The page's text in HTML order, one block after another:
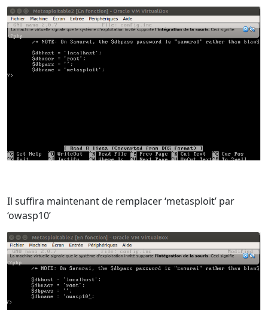
Il suffira maintenant de remplacer ‘metasploit’ par
‘owasp10’